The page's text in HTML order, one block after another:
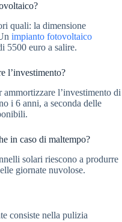
quali: la dimensione
impianto fotovoltaico
5500 euro a salire.
l’investimento?
l’investimento di
i 6 anni, a seconda delle
in caso di maltempo?
solari riescono a produrre
giornate nuvolose.
consiste nella pulizia